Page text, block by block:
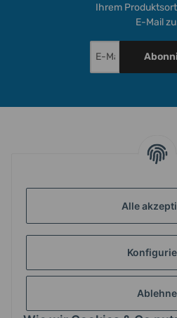
Alle
Ihrem
E-Mail
GESETZLICHE
ZAHLUNG &